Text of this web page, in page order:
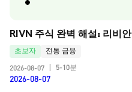
RIVN 주식 완벽 해설: 리비
초보자
전통 금융
2026-08-07
5-10분
2026-08-07